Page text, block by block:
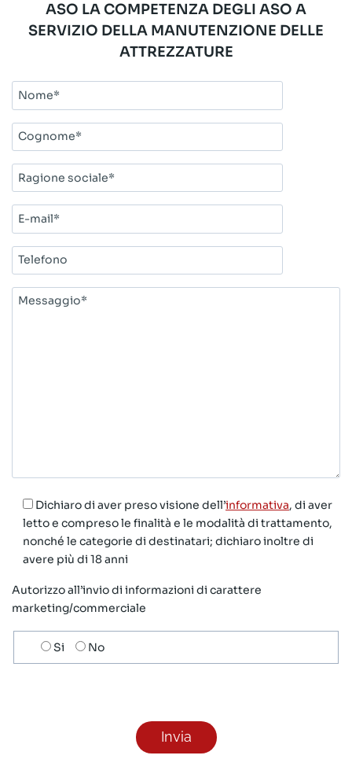
ASO LA COMPETENZA DEGLI ASO A
SERVIZIO DELLA MANUTENZIONE DELLE
ATTREZZATURE
Nome*
Cognome*
Ragione
sociale*
E-
mail*
Telefono
Messaggio*
Dichiaro di aver preso visione dell’informativa, di aver
letto e compreso le finalità e le modalità di trattamento,
nonché le categorie di destinatari; dichiaro inoltre di
avere più di 18 anni
Autorizzo all’invio di informazioni di carattere
marketing/commerciale
Scelta
invio
Si No